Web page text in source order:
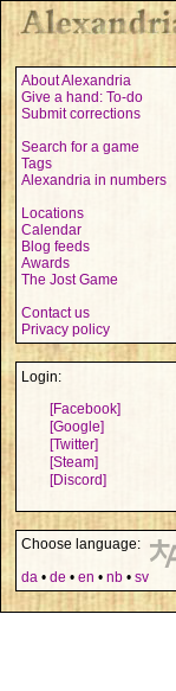
About Alexandria
Give a hand: To-do
Submit corrections
Search for a game
Tags
Alexandria in numbers
Locations
Calendar
Blog feeds
Awards
The Jost Game
Contact us
Privacy policy
Login:
[Facebook]
[Google]
[Twitter]
[Steam]
[Discord]
Choose language:
da • de • en • nb • sv